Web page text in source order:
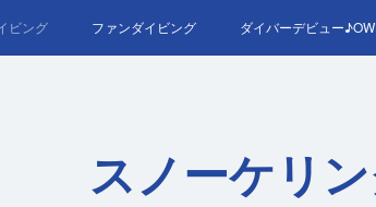
ビング ファンダイビング ダイバーデビュー
スノーケリ